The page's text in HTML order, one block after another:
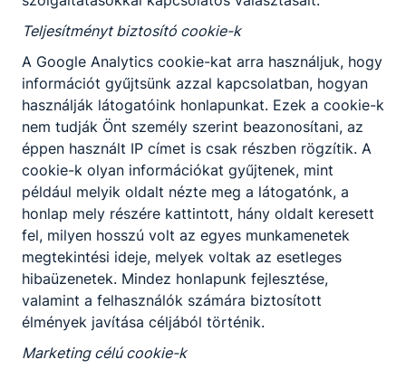
Teljesítményt biztosító cookie-k
A Google Analytics cookie-kat arra használjuk, hogy
információt gyűjtsünk azzal kapcsolatban, hogyan
használják látogatóink honlapunkat. Ezek a cookie-k
nem tudják Önt személy szerint beazonosítani, az
éppen használt IP címet is csak részben rögzítik. A
cookie-k olyan információkat gyűjtenek, mint
például melyik oldalt nézte meg a látogatónk, a
honlap mely részére kattintott, hány oldalt keresett
fel, milyen hosszú volt az egyes munkamenetek
megtekintési ideje, melyek voltak az esetleges
hibaüzenetek. Mindez honlapunk fejlesztése,
valamint a felhasználók számára biztosított
élmények javítása céljából történik.
Marketing célú cookie-k